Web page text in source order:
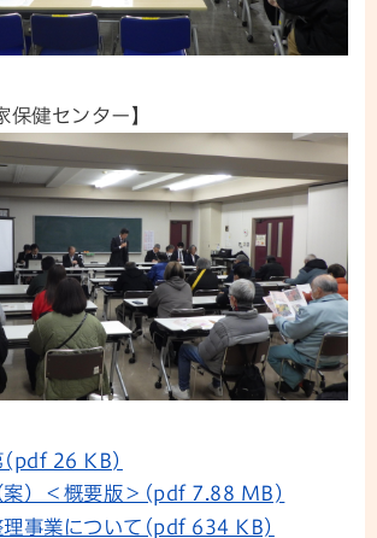
保健センター】
(pdf 26 KB)
案）＜概要版＞(pdf 7.88 MB)
理事業について(pdf 634 KB)